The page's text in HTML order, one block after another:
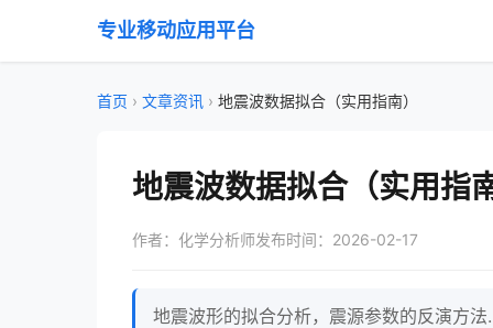
专业移动应用平台
首页 › 文章资讯 › 地震波数据拟合（实用指南）
地震波数据拟合（实用指
作者：化学分析师发布时间：2026-02-17
地震波形的拟合分析，震源参数的反演方法